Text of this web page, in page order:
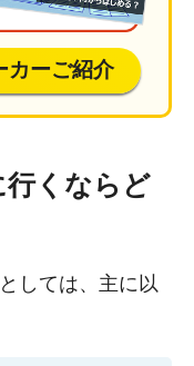
カーご紹介
行くならど
しては、主に以